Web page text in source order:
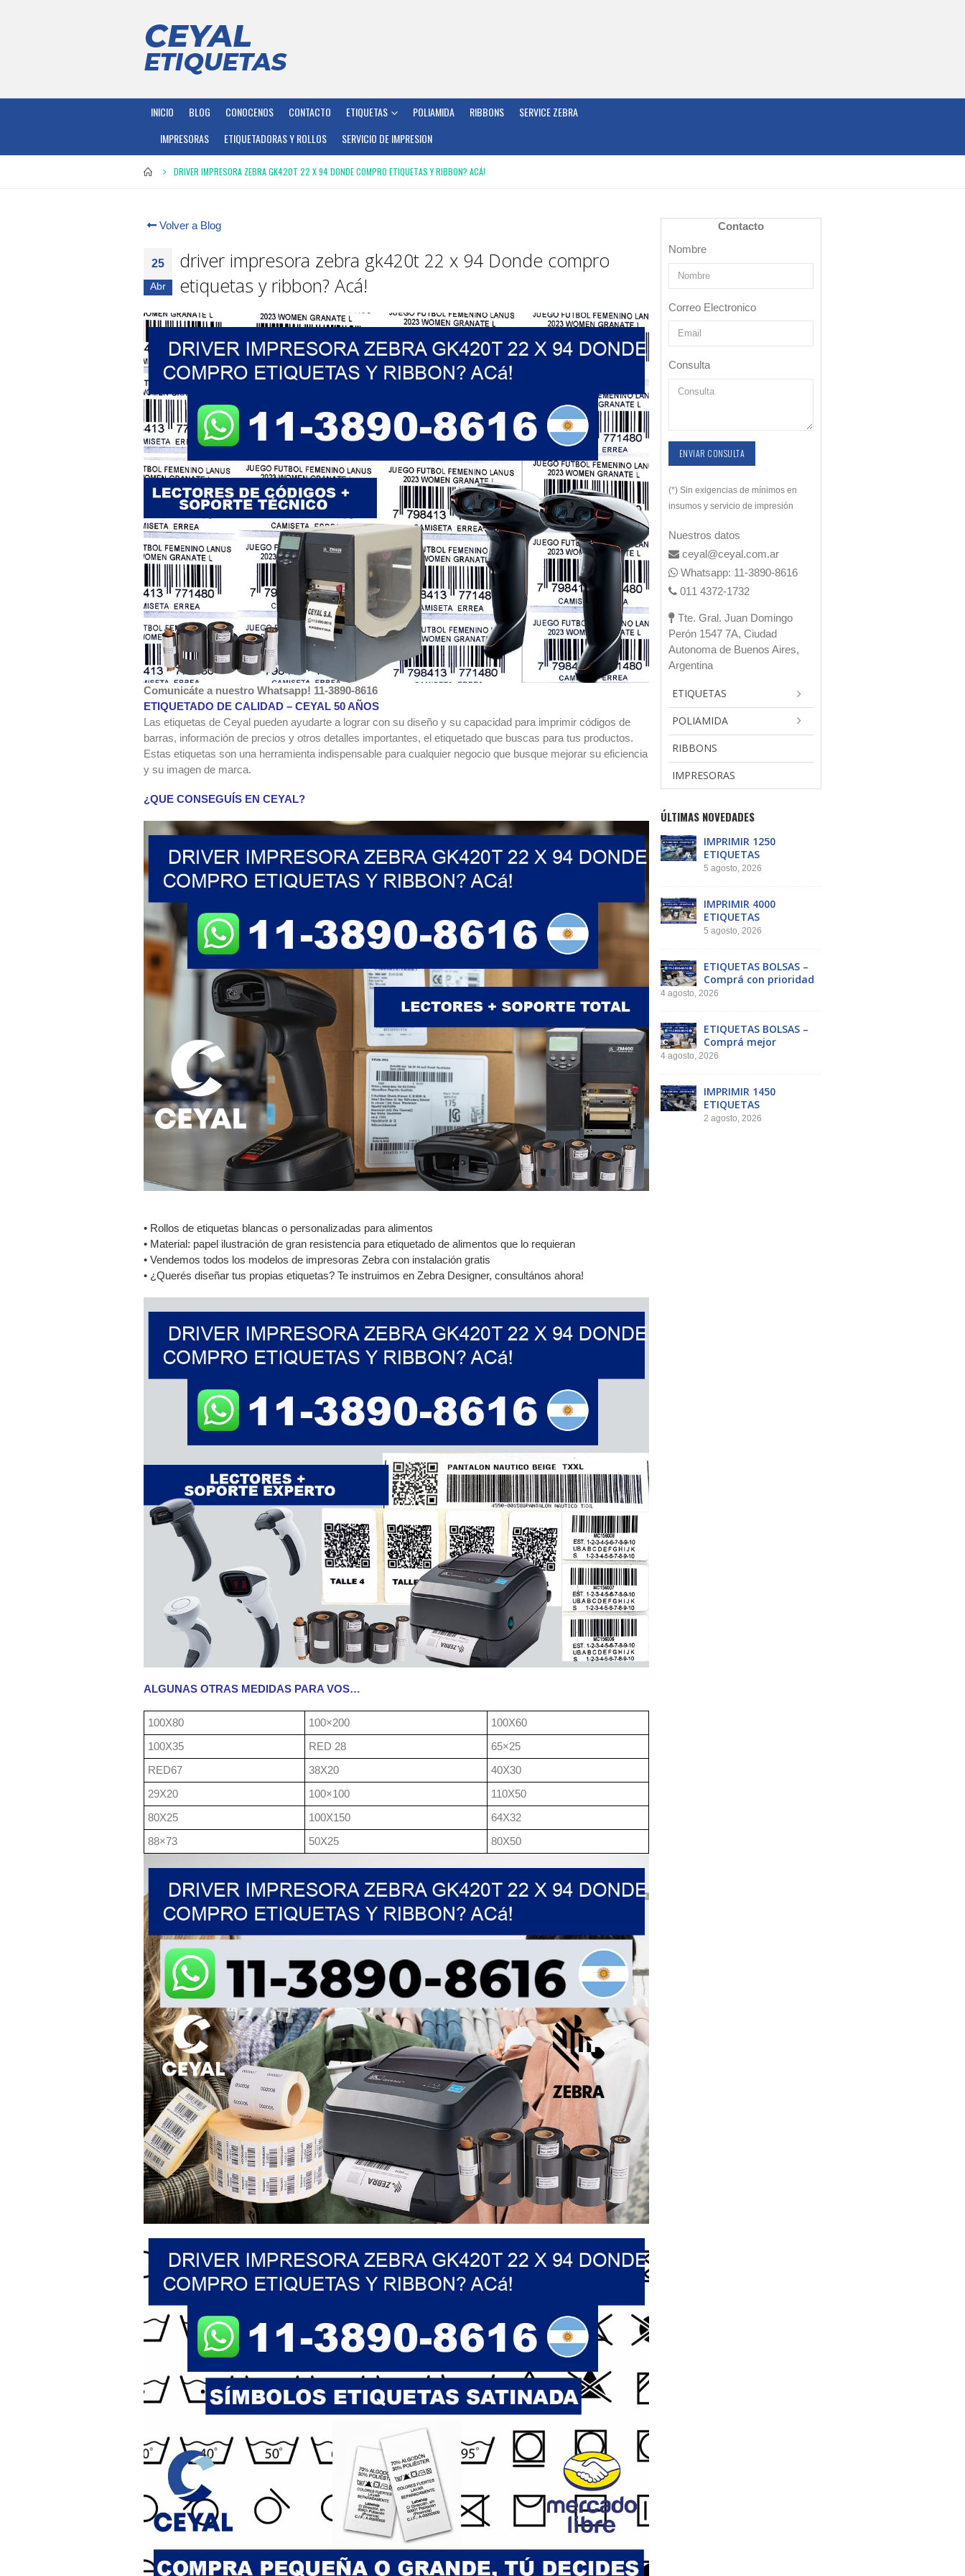
INICIO BLOG CONOCENOS CONTACTO ETIQUETAS POLIAMIDA RIBBONS
SERVICE ZEBRA
IMPRESORAS
ETIQUETADORAS Y ROLLOS SERVICIO DE IMPRESION
DRIVER IMPRESORA ZEBRA GK420T 22 X 94 DONDE COMPRO ETIQUETAS Y RIBBON? ACÁ!
Volver a Blog
25
Abr
driver impresora zebra gk420t 22 x 94 Donde compro
etiquetas y ribbon? Acá!
Comunicáte a nuestro Whatsapp! 11-3890-8616
ETIQUETADO DE CALIDAD – CEYAL 50 AÑOS
Las etiquetas de Ceyal pueden ayudarte a lograr con su diseño y su capacidad para imprimir códigos de
barras, información de precios y otros detalles importantes, el etiquetado que buscas para tus productos.
Estas etiquetas son una herramienta indispensable para cualquier negocio que busque mejorar su eficiencia
y su imagen de marca.
¿QUE CONSEGUÍS EN CEYAL?
• Rollos de etiquetas blancas o personalizadas para alimentos
• Material: papel ilustración de gran resistencia para etiquetado de alimentos que lo requieran
• Vendemos todos los modelos de impresoras Zebra con instalación gratis
• ¿Querés diseñar tus propias etiquetas? Te instruimos en Zebra Designer, consultános ahora!
ALGUNAS OTRAS MEDIDAS PARA VOS…
100X80 100×200
100X60
100X35
RED 28
65×25
RED67
38X20
40X30
29X20
100×100
110X50
80X25
100X150
64X32
88×73
50X25 80X50
Contacto
Nombre
Correo Electronico
Consulta
ENVIAR CONSULTA
(*) Sin exigencias de mínimos en
insumos y servicio de impresión
Nuestros datos
ceyal@ceyal.com.ar
Whatsapp: 11-3890-8616
011 4372-1732
Tte. Gral. Juan Domingo
Perón 1547 7A, Ciudad
Autonoma de Buenos Aires,
Argentina
ETIQUETAS
POLIAMIDA
RIBBONS
IMPRESORAS
ÚLTIMAS NOVEDADES
IMPRIMIR 1250
ETIQUETAS
5 agosto, 2026
IMPRIMIR 4000
ETIQUETAS
5 agosto, 2026
ETIQUETAS BOLSAS –
Comprá con prioridad
4 agosto, 2026
ETIQUETAS BOLSAS –
Comprá mejor
4 agosto, 2026
IMPRIMIR 1450
ETIQUETAS
2 agosto, 2026